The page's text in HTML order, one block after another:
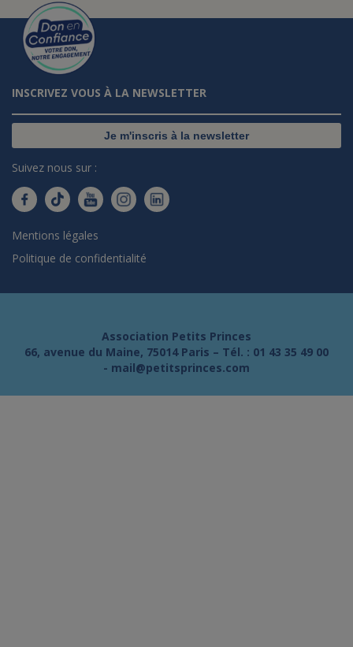
INSCRIVEZ VOUS À LA NEWSLETTER
Je m'inscris à la newsletter
Suivez nous sur :
Mentions légales
Politique de confidentialité
Association Petits Princes
66, avenue du Maine, 75014 Paris – Tél. : 01 43 35 49 00
- mail@petitsprinces.com